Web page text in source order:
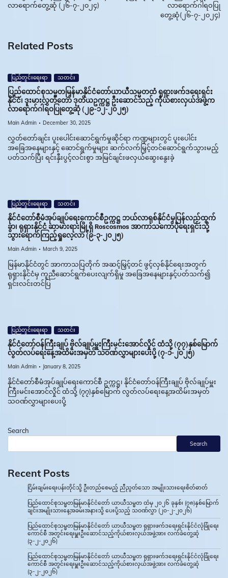
လာရောက်တွေ့ဆုံ (၂၆-၇-၂၀၂၄)
လာရောက်ဂါရဝပြု
တွေ့ဆုံ(၂၆-၇-၂၀၂၄)
Related Posts
ပြည်တွင်းရေးရာ သတင်း
ပြည်ထောင်စုသမ္မတမြန်မာနိုင်ငံတော်ယာယီသမ္မတထံ ရုရှားဖက်ဒရေးရှင်း
နိုင်ငံ၊ ဒူးမားလွှတ်တော် ဒုတိယဥက္ကဋ္ဌ ဦးဆောင်သည့် ကိုယ်စားလှယ်အဖွဲ့က
လာရောက်ဂါရဝပြုတွေ့ဆုံ (၂၉-၁၂-၂၀၂၅)
Main Admin December 30, 2025
လွှတ်တော်ချင်း ပူးပေါင်းဆောင်ရွက်မှုဆိုင်ရာ ကဏ္ဍများတွင် ပူးပေါင်း
အခြေအနေများနှင့် ဆောင်ရွက်မှုများ ဆက်လက်မြှင့်တင်ဆောင်ရွက်သွားမည့်
ပတ်သက်ပြီး ရင်းနှီးပွင့်လင်းစွာ အမြင်ချင်းဖလှယ်ဆွေးနွေးခဲ့
ပြည်တွင်းရေးရာ သတင်း
နိုင်ငံတော်စီမံအုပ်ချုပ်ရေးကောင်စီဥက္ကဋ္ဌ ဘယ်လာရုစ်နိုင်ငံမှပြန်လည်ထွက်
ခွာ၊ ရုရှားနိုင်ငံ ဆာမားရားမြို့ရှိ Roscosmos အာကာသကော်ပိုရေးရှင်းသို့
သွားရောက်ကြည့်ရှုလေ့လာ (၉-၃-၂၀၂၅)
Main Admin March 9, 2025
မြန်မာနိုင်ငံတွင် အာကာသပြတိုက် အဆင့်မြှင့်တင် ဖွင့်လှစ်နိုင်ရေးအတွက်
ရုရှားနိုင်ငံမှ ကူညီဆောင်ရွက်ပေးလျက်ရှိမှု အခြေအနေများနှင့်ပတ်သက်၍
ရှင်းလင်းတင်ပြ
ပြည်တွင်းရေးရာ သတင်း
နိုင်ငံတော်ဝန်ကြီးချုပ် ဗိုလ်ချုပ်မှူးကြီးမင်းအောင်လှိုင် ထံသို့ (၇၇)နှစ်မြောက်
လွတ်လပ်ရေးနေ့အထိမ်းအမှတ် သဝဏ်လွှာများပေးပို့ (၇-၁-၂၀၂၅)
Main Admin January 8, 2025
နိုင်ငံတော်စီမံအုပ်ချုပ်ရေးကောင်စီ ဥက္ကဋ္ဌ၊ နိုင်ငံတော်ဝန်ကြီးချုပ် ဗိုလ်ချုပ်မှူး
ကြီးမင်းအောင်လှိုင် ထံသို့ (၇၇)နှစ်မြောက် လွတ်လပ်ရေးနေ့အထိမ်းအမှတ်
သဝဏ်လွှာများပေးပို့
Search
Search
Recent Posts
ငြိမ်းချမ်းရေးပန်းတိုင်သို့ ဦးတည်စေမည့် ညီညွတ်သော အမျိုးသားရေးစိတ်ဓာတ်
ပြည်ထောင်စုသမ္မတမြန်မာနိုင်ငံတော် ယာယီသမ္မတ ထံမှ ၂၀၂၆ ခုနှစ်၊ (၇၈)နှစ်မြောက်
ချင်းအမျိုးသားနေ့အခမ်းအနားသို့ ပေးပို့သည့် သဝဏ်လွှာ (၂၀-၂-၂၀၂၆)
ပြည်ထောင်စုသမ္မတမြန်မာနိုင်ငံတော် ယာယီသမ္မတ ရုရှားဖက်ဒရေးရှင်းနိုင်ငံလုံခြုံရေး
ကောင်စီ အတွင်းရေးမှူးဦးဆောင်သည့်ကိုယ်စားလှယ်အဖွဲ့အား လက်ခံတွေ့ဆုံ
(၃-၂-၂၀၂၆)
ပြည်ထောင်စုသမ္မတမြန်မာနိုင်ငံတော် ယာယီသမ္မတ ရုရှားဖက်ဒရေးရှင်းနိုင်ငံလုံခြုံရေး
ကောင်စီ အတွင်းရေးမှူးဦးဆောင်သည့်ကိုယ်စားလှယ်အဖွဲ့အား လက်ခံတွေ့ဆုံ
(၃-၂-၂၀၂၆)